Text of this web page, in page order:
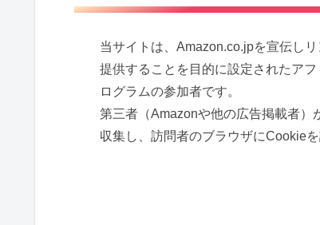
当サイトは、Amazon.co.jpを宣伝し
提供することを目的に設定されたア
ログラムの参加者です。
第三者（Amazonや他の広告掲載者）
収集し、訪問者のブラウザにCookie